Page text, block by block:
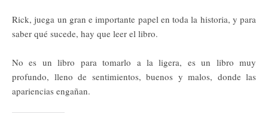
Rick, juega un gran e importante papel en toda la historia, y para
saber qué sucede, hay que leer el libro.
No es un libro para tomarlo a la ligera, es un libro muy
profundo, lleno de sentimientos, buenos y malos, donde las
apariencias engañan.